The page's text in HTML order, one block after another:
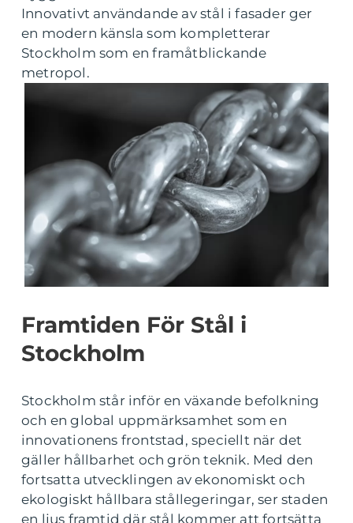
Innovativt användande av stål i fasader ger
en modern känsla som kompletterar
Stockholm som en framåtblickande
metropol.
Framtiden För Stål i
Stockholm
Stockholm står inför en växande befolkning
och en global uppmärksamhet som en
innovationens frontstad, speciellt när det
gäller hållbarhet och grön teknik. Med den
fortsatta utvecklingen av ekonomiskt och
ekologiskt hållbara stållegeringar, ser staden
en ljus framtid där stål kommer att fortsätta